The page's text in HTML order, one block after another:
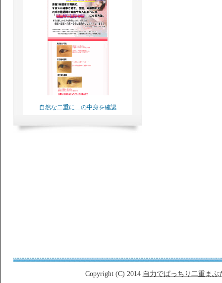
自然な二重に…の中身を確認
Copyright (C) 2014 自力でぱっちり二重ま